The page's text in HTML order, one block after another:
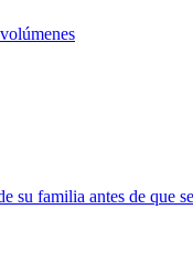
su familia antes de que